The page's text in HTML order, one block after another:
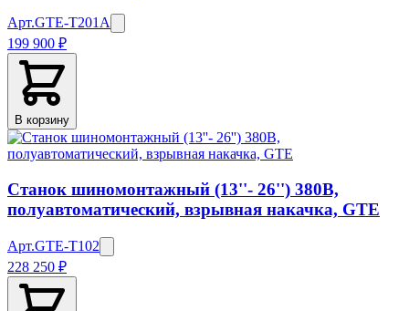
Арт.GTE-T201A
199 900 ₽
В корзину
Станок шиномонтажный (13''- 26'') 380В,
полуавтоматический, взрывная накачка, GTE
Арт.GTE-T102
228 250 ₽